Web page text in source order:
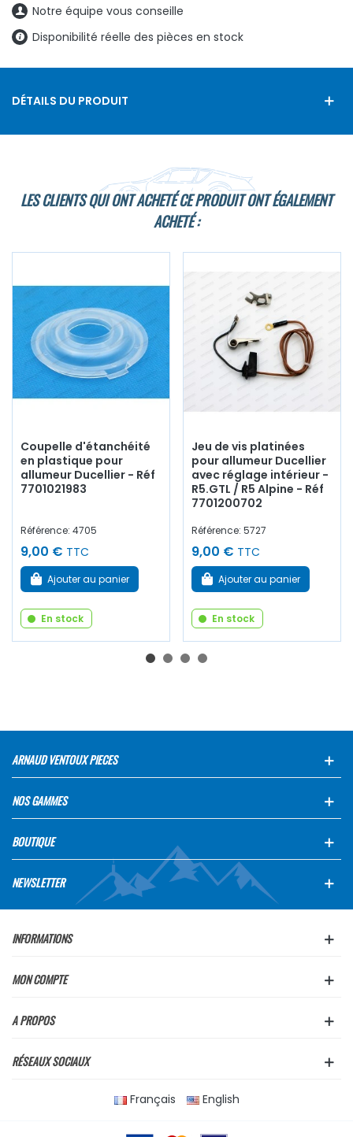
Notre équipe vous conseille
Disponibilité réelle des pièces en stock
DÉTAILS DU PRODUIT
LES CLIENTS QUI ONT ACHETÉ CE PRODUIT ONT ÉGALEMENT
ACHETÉ :
Coupelle d'étanchéité
en plastique pour
allumeur Ducellier - Réf
7701021983
Référence: 4705
9,00 € TTC
Ajouter au panier
En stock
Jeu de vis platinées
pour allumeur Ducellier
avec réglage intérieur -
R5.GTL / R5 Alpine - Réf
7701200702
Référence: 5727
9,00 € TTC
Ajouter au panier
En stock
ARNAUD VENTOUX PIECES
NOS GAMMES
BOUTIQUE
NEWSLETTER
INFORMATIONS
MON COMPTE
A PROPOS
RÉSEAUX SOCIAUX
Français English